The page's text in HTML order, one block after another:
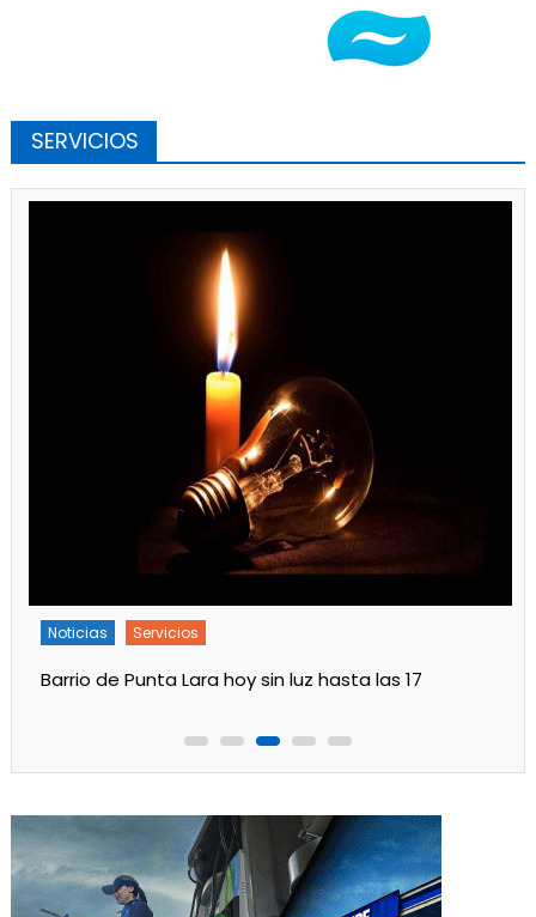
SERVICIOS
Noticias Servicios
Barrio de Punta Lara hoy sin luz hasta las 17